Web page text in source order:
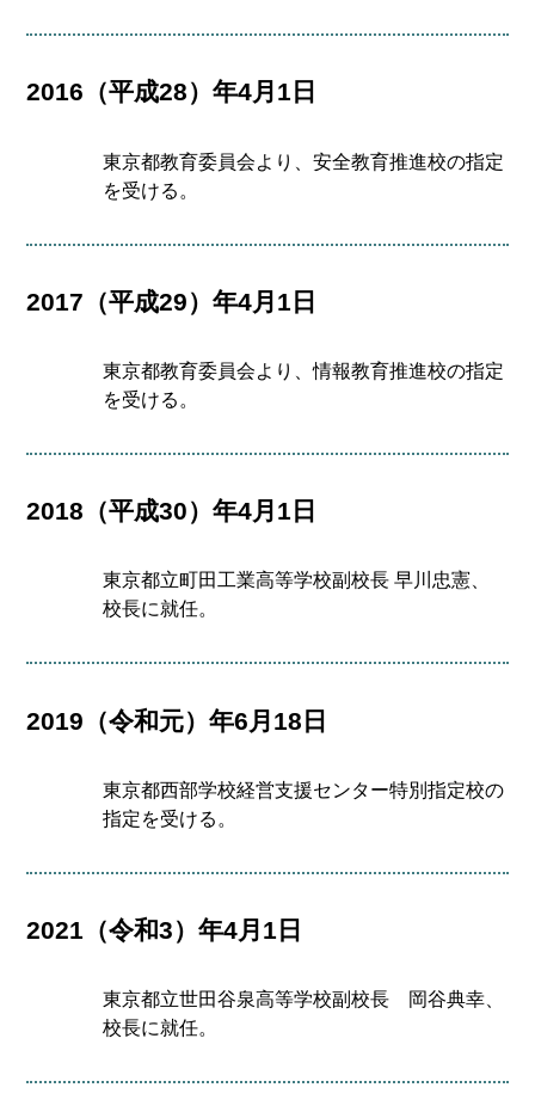
2016（平成28）年4月1日
東京都教育委員会より、安全教育推進校の指定
を受ける。
2017（平成29）年4月1日
東京都教育委員会より、情報教育推進校の指定
を受ける。
2018（平成30）年4月1日
東京都立町田工業高等学校副校長 早川忠憲、
校長に就任。
2019（令和元）年6月18日
東京都西部学校経営支援センター特別指定校の
指定を受ける。
2021（令和3）年4月1日
東京都立世田谷泉高等学校副校長 岡谷典幸、
校長に就任。